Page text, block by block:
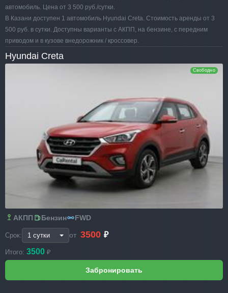
автомобиль. Цена от 3 500 руб./сутки.
В Казани доступен 1 автомобиль Hyundai Creta. Стоимость аренды от 3
500 руб. в сутки. Доступны варианты с АКПП, на бензине, с передним
приводом и в кузове внедорожник / кроссовер.
Hyundai Creta
Свободно
АКПП Бензин FWD
Срок: от 3500 ₽
Итого: 3500 ₽